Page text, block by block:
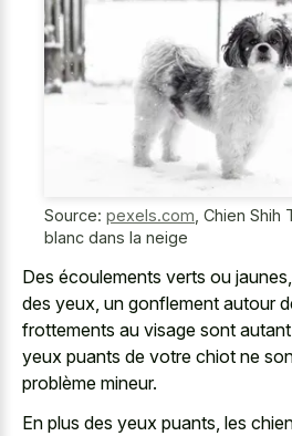
Source: pexels.com, Chien Shih
blanc dans la neige
Des écoulements verts ou
des yeux, un gonflement autour
frottements au visage sont
yeux puants de votre chiot ne
problème mineur.
En plus des yeux puants, les